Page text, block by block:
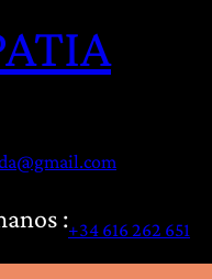
:+34 616 262 651